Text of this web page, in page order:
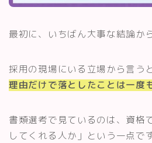
最初に、いちばん大事な結論か
採用の現場にいる立場から言うと
理由だけで落としたことは一度
書類選考で見ているのは、資格
してくれる人か」という一点です